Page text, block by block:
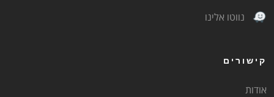
נווטו אלינו
קישורים
אודות